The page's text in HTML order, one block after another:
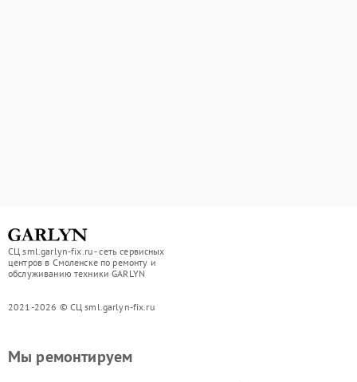
СЦ sml.garlyn-fix.ru - сеть сервисных
центров в Смоленске по ремонту и
обслуживанию техники GARLYN
2021-2026 © СЦ sml.garlyn-fix.ru
Мы ремонтируем